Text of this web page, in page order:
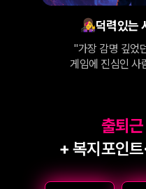
👩‍🎤‍‍덕력있는
"가장 감명 깊었
게임에 진심인 사
출퇴
+ 복지포인